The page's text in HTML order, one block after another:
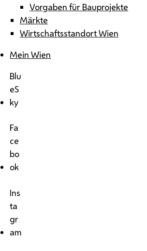
Vorgaben für Bauprojekte
Märkte
Wirtschaftsstandort Wien
Mein Wien
Blu
eS
ky
Fa
ce
bo
ok
Ins
ta
gr
am